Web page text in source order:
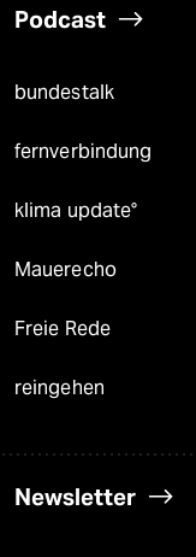
Podcast
bundestalk
fernverbindung
klima update°
Mauerecho
Freie Rede
reingehen
Newsletter